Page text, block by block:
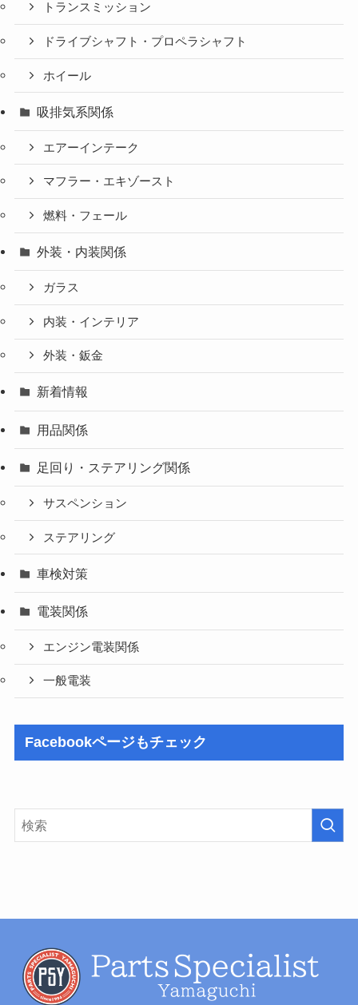
トランスミッション
ドライブシャフト・プロペラシャフト
ホイール
吸排気系関係
エアーインテーク
マフラー・エキゾースト
燃料・フェール
外装・内装関係
ガラス
内装・インテリア
外装・鈑金
新着情報
用品関係
足回り・ステアリング関係
サスペンション
ステアリング
車検対策
電装関係
エンジン電装関係
一般電装
Facebookページもチェック